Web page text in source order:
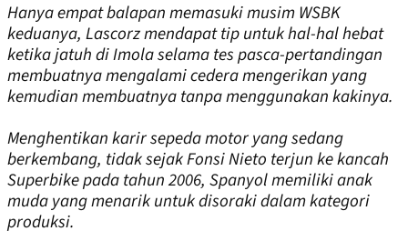
Hanya empat balapan memasuki musim WSBK
keduanya, Lascorz mendapat tip untuk hal-hal hebat
ketika jatuh di Imola selama tes pasca-pertandingan
membuatnya mengalami cedera mengerikan yang
kemudian membuatnya tanpa menggunakan kakinya.
Menghentikan karir sepeda motor yang sedang
berkembang, tidak sejak Fonsi Nieto terjun ke kancah
Superbike pada tahun 2006, Spanyol memiliki anak
muda yang menarik untuk disoraki dalam kategori
produksi.